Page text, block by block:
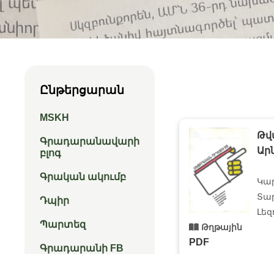
Ընթերցարան
MSKH
Գրադարանավարի
բլոգ
Գրական ակումբ
Դպիր
Պարտեզ
Գրադարանի FB
Թղթային
PDF